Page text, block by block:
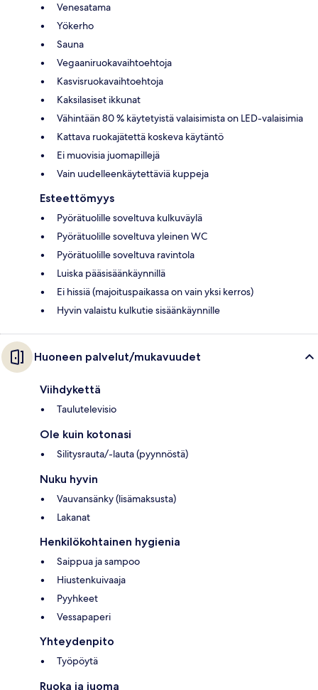
Venesatama
Yökerho
Sauna
Vegaaniruokavaihtoehtoja
Kasvisruokavaihtoehtoja
Kaksilasiset ikkunat
Vähintään 80 % käytetyistä valaisimista on LED-valaisimia
Kattava ruokajätettä koskeva käytäntö
Ei muovisia juomapillejä
Vain uudelleenkäytettäviä kuppeja
Esteettömyys
Pyörätuolille soveltuva kulkuväylä
Pyörätuolille soveltuva yleinen WC
Pyörätuolille soveltuva ravintola
Luiska pääsisäänkäynnillä
Ei hissiä (majoituspaikassa on vain yksi kerros)
Hyvin valaistu kulkutie sisäänkäynnille
Huoneen palvelut/mukavuudet
Viihdykettä
Taulutelevisio
Ole kuin kotonasi
Silitysrauta/-lauta (pyynnöstä)
Nuku hyvin
Vauvansänky (lisämaksusta)
Lakanat
Henkilökohtainen hygienia
Saippua ja sampoo
Hiustenkuivaaja
Pyyhkeet
Vessapaperi
Yhteydenpito
Työpöytä
Ruoka ja juoma